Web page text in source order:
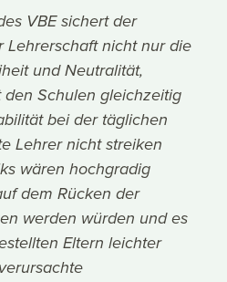
VBE sichert der
Lehrerschaft nicht nur die
und Neutralität,
Schulen gleichzeitig
bei der täglichen
Lehrer nicht streiken
wären hochgradig
dem Rücken der
werden würden und es
Eltern leichter